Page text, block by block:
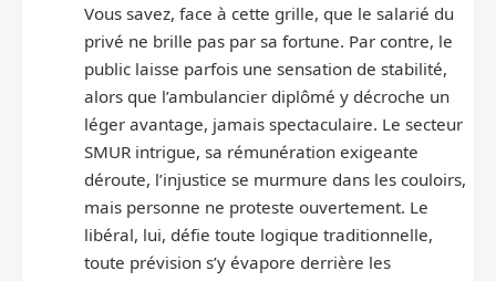
Vous savez, face à cette grille, que le salarié du
privé ne brille pas par sa fortune. Par contre, le
public laisse parfois une sensation de stabilité,
alors que l’ambulancier diplômé y décroche un
léger avantage, jamais spectaculaire. Le secteur
SMUR intrigue, sa rémunération exigeante
déroute, l’injustice se murmure dans les couloirs,
mais personne ne proteste ouvertement. Le
libéral, lui, défie toute logique traditionnelle,
toute prévision s’y évapore derrière les